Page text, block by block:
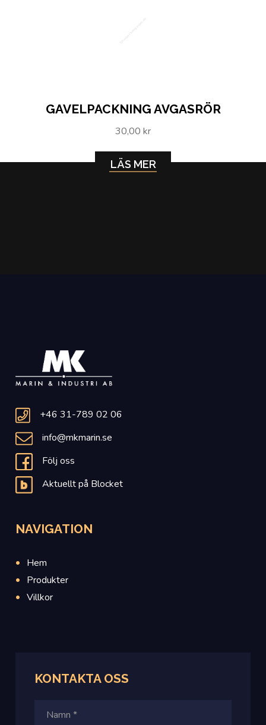
GAVELPACKNING AVGASRÖR
30,00 kr
LÄS MER
+46 31-789 02 06
info@mkmarin.se
Följ oss
Aktuellt på Blocket
NAVIGATION
Hem
Produkter
Villkor
KONTAKTA OSS